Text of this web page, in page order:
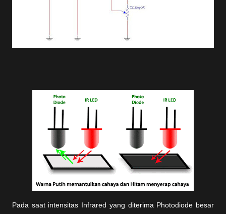
Pada saat intensitas Infrared yang diterima Photodiode besar